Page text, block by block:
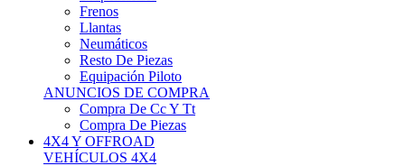
Llantas
Neumáticos
Resto De Piezas
Equipación Piloto
ANUNCIOS DE COMPRA
Compra De Cc Y Tt
Compra De Piezas
4X4 Y OFFROAD
VEHÍCULOS 4X4
Prototipos